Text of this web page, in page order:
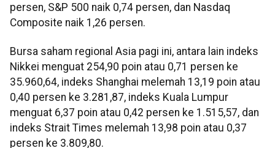
persen, S&P 500 naik 0,74 persen, dan Nasdaq
Composite naik 1,26 persen.
Bursa saham regional Asia pagi ini, antara lain indeks
Nikkei menguat 254,90 poin atau 0,71 persen ke
35.960,64, indeks Shanghai melemah 13,19 poin atau
0,40 persen ke 3.281,87, indeks Kuala Lumpur
menguat 6,37 poin atau 0,42 persen ke 1.515,57, dan
indeks Strait Times melemah 13,98 poin atau 0,37
persen ke 3.809,80.